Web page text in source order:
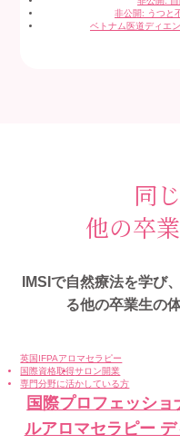
非公開: うつと
ベトナム医道ディエ
同
他の卒
IMSIで自然療法を学び
る他の卒業生の
英国IFPAアロマセラピー
国際資格取得サロン開業
専門分野に活かしている方
国際プロフェッショ
ルアロマセラピー デ